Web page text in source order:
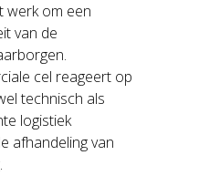
werk om een
van de
cel reageert op
technisch als
logistiek
afhandeling van